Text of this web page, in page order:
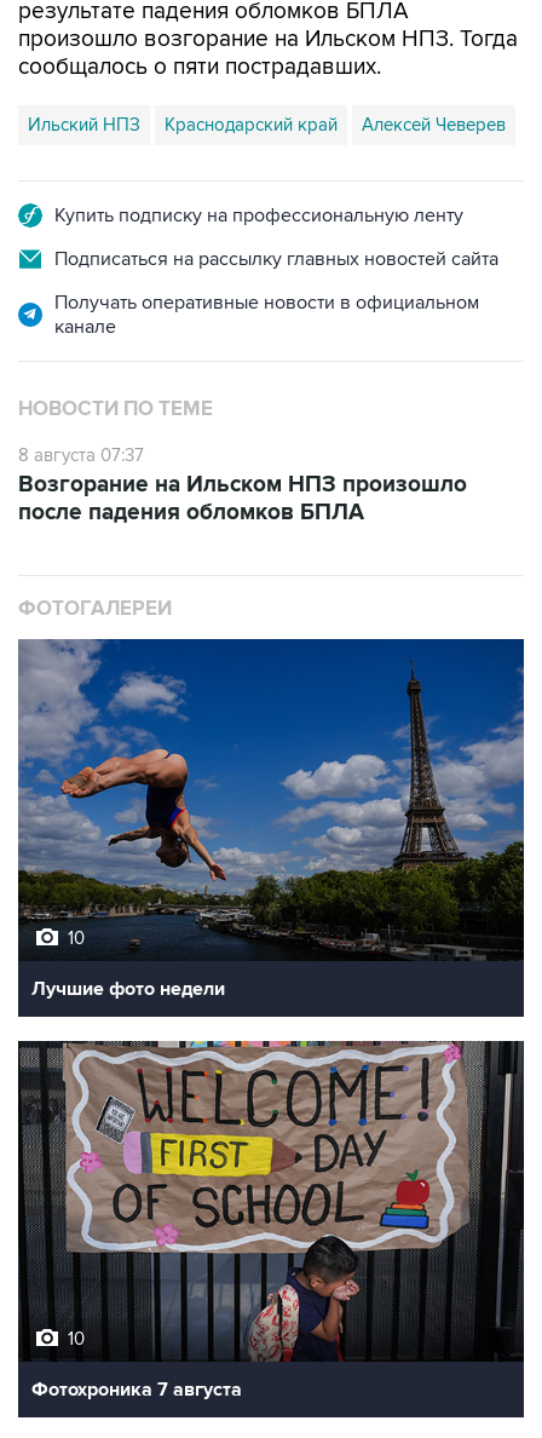
сообщалось о пяти пострадавших.
Ильский НПЗ Краснодарский край Алексей Чеверев
Подписаться на рассылку главных новостей сайта
Получать оперативные новости в официальном
НОВОСТИ ПО ТЕМЕ
8 августа 07:37
после падения обломков БПЛА
10
Лучшие фото недели
10
Фотохроника 7 августа